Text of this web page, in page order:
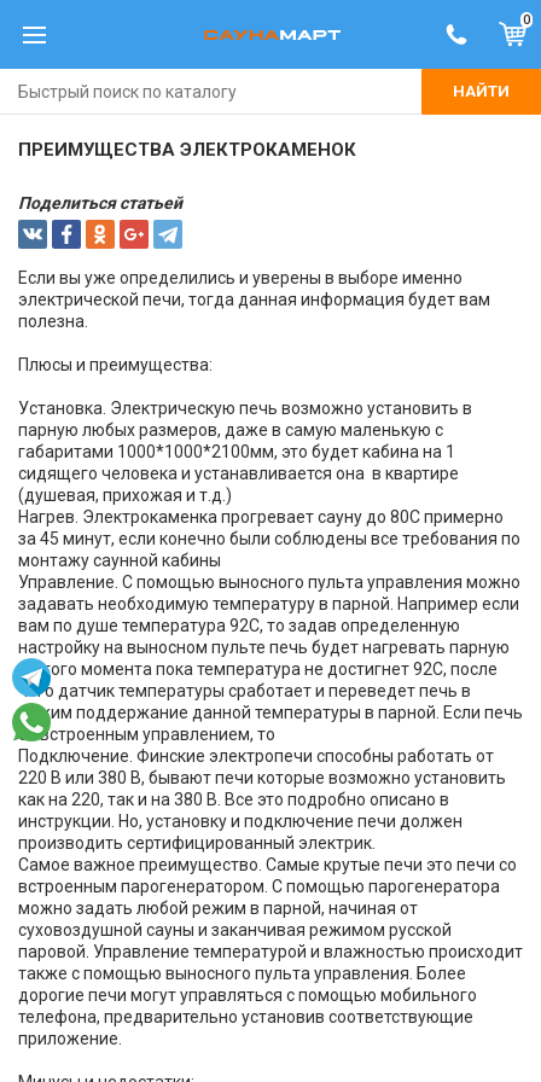
0
НАЙТИ
ПРЕИМУЩЕСТВА ЭЛЕКТРОКАМЕНОК
Поделиться статьей
Если вы уже определились и уверены в выборе именно
электрической печи, тогда данная информация будет вам
полезна.
Плюсы и преимущества:
Установка. Электрическую печь возможно установить в
парную любых размеров, даже в самую маленькую с
габаритами 1000*1000*2100мм, это будет кабина на 1
сидящего человека и устанавливается она в квартире
(душевая, прихожая и т.д.)
Нагрев. Электрокаменка прогревает сауну до 80С примерно
за 45 минут, если конечно были соблюдены все требования по
монтажу саунной кабины
Управление. С помощью выносного пульта управления можно
задавать необходимую температуру в парной. Например если
вам по душе температура 92С, то задав определенную
настройку на выносном пульте печь будет нагревать парную
до того момента пока температура не достигнет 92С, после
чего датчик температуры сработает и переведет печь в
режим поддержание данной температуры в парной. Если печь
со встроенным управлением, то
Подключение. Финские электропечи способны работать от
220 В или 380 В, бывают печи которые возможно установить
как на 220, так и на 380 В. Все это подробно описано в
инструкции. Но, установку и подключение печи должен
производить сертифицированный электрик.
Самое важное преимущество. Самые крутые печи это печи со
встроенным парогенератором. С помощью парогенератора
можно задать любой режим в парной, начиная от
суховоздушной сауны и заканчивая режимом русской
паровой. Управление температурой и влажностью происходит
также с помощью выносного пульта управления. Более
дорогие печи могут управляться с помощью мобильного
телефона, предварительно установив соответствующие
приложение.